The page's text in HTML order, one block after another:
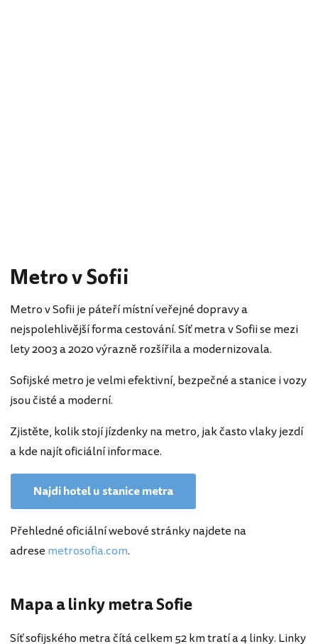
Metro v Sofii
Metro v Sofii je páteří místní veřejné dopravy a
nejspolehlivější forma cestování. Síť metra v Sofii se mezi
lety 2003 a 2020 výrazně rozšířila a modernizovala.
Sofijské metro je velmi efektivní, bezpečné a stanice i vozy
jsou čisté a moderní.
Zjistěte, kolik stojí jízdenky na metro, jak často vlaky jezdí
a kde najít oficiální informace.
Najdi hotel u stanice metra
Přehledné oficiální webové stránky najdete na
adrese metrosofia.com.
Mapa a linky metra Sofie
Síť sofijského metra čítá celkem 52 km tratí a 4 linky. Linky